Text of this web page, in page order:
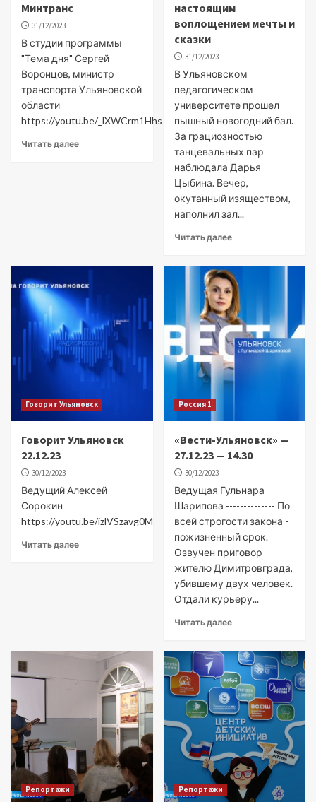
Минтранс
31/12/2023
В студии программы
"Тема дня" Сергей
Воронцов, министр
транспорта Ульяновской
области
https://youtu.be/_lXWCrm1Hhs
Читать далее
настоящим
воплощением мечты и
сказки
31/12/2023
В Ульяновском
педагогическом
университете прошел
пышный новогодний бал.
За грациозностью
танцевальных пар
наблюдала Дарья
Цыбина. Вечер,
окутанный изяществом,
наполнил зал...
Читать далее
Говорит Ульяновск
Говорит Ульяновск
22.12.23
30/12/2023
Ведущий Алексей
Сорокин
https://youtu.be/izlVSzavg0M
Читать далее
Россия 1
«Вести-Ульяновск» —
27.12.23 — 14.30
30/12/2023
Ведущая Гульнара
Шарипова -------------- По
всей строгости закона -
пожизненный срок.
Озвучен приговор
жителю Димитровграда,
убившему двух человек.
Отдали курьеру...
Читать далее
Репортажи Репортажи